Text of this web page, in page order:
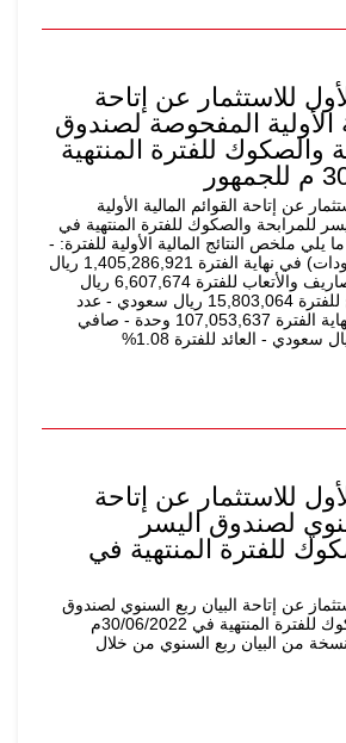
للاستثمار عن إتاحة
الأولية المفحوصة لصندوق
والصكوك للفترة المنتهية
عن إتاحة القوائم المالية الأولية
للمرابحة والصكوك للفترة المنتهية في
م، وفي ما يلي ملخص النتائج المالية الأولية للفترة: -
صافي الأصول (الموجودات) في نهاية الفترة 1,405,286,921 ريال
سعودي - إجمالي المصاريف والأتعاب للفترة 6,607,674 ريال
سعودي - صافي الربح للفترة 15,803,064 ريال سعودي - عدد
الوحدات القائمة في نهاية الفترة 107,053,637 وحدة - صافي
للاستثمار عن إتاحة
لصندوق اليسر
للفترة المنتهية في
عن إتاحة البيان ربع السنوي لصندوق
اليسر للمرابحة والصكوك للفترة المنتهية في 30/06/2022م
من البيان ربع السنوي من خلال